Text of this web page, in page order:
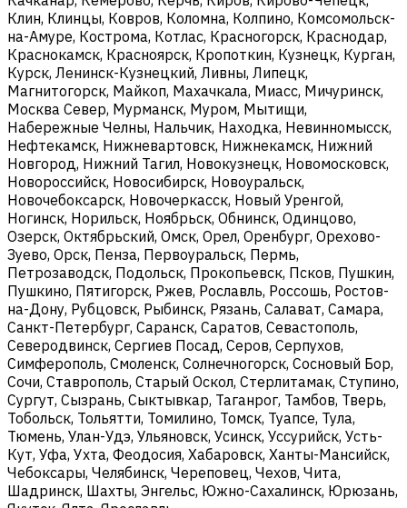
Клин, Клинцы, Ковров, Коломна, Колпино, Комсомольск-
на-Амуре, Кострома, Котлас, Красногорск, Краснодар,
Краснокамск, Красноярск, Кропоткин, Кузнецк, Курган,
Курск, Ленинск-Кузнецкий, Ливны, Липецк,
Магнитогорск, Майкоп, Махачкала, Миасс, Мичуринск,
Москва Север, Мурманск, Муром, Мытищи,
Набережные Челны, Нальчик, Находка, Невинномысск,
Нефтекамск, Нижневартовск, Нижнекамск, Нижний
Новгород, Нижний Тагил, Новокузнецк, Новомосковск,
Новороссийск, Новосибирск, Новоуральск,
Новочебоксарск, Новочеркасск, Новый Уренгой,
Ногинск, Норильск, Ноябрьск, Обнинск, Одинцово,
Озерск, Октябрьский, Омск, Орел, Оренбург, Орехово-
Зуево, Орск, Пенза, Первоуральск, Пермь,
Петрозаводск, Подольск, Прокопьевск, Псков, Пушкин,
Пушкино, Пятигорск, Ржев, Рославль, Россошь, Ростов-
на-Дону, Рубцовск, Рыбинск, Рязань, Салават, Самара,
Санкт-Петербург, Саранск, Саратов, Севастополь,
Северодвинск, Сергиев Посад, Серов, Серпухов,
Симферополь, Смоленск, Солнечногорск, Сосновый Бор,
Сочи, Ставрополь, Старый Оскол, Стерлитамак, Ступино,
Сургут, Сызрань, Сыктывкар, Таганрог, Тамбов, Тверь,
Тобольск, Тольятти, Томилино, Томск, Туапсе, Тула,
Тюмень, Улан-Удэ, Ульяновск, Усинск, Уссурийск, Усть-
Кут, Уфа, Ухта, Феодосия, Хабаровск, Ханты-Мансийск,
Чебоксары, Челябинск, Череповец, Чехов, Чита,
Шадринск, Шахты, Энгельс, Южно-Сахалинск, Юрюзань,